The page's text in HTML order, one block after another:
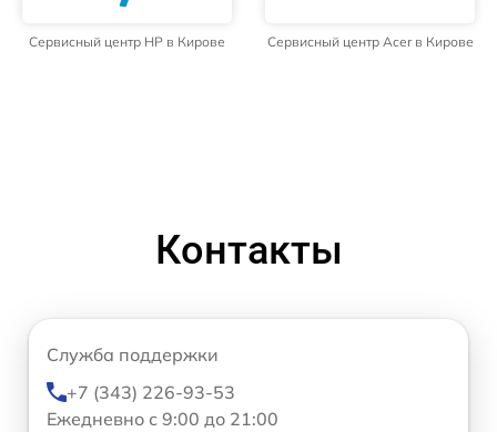
Сервисный центр HP в Кирове Сервисный центр Acer в Кирове
Контакты
Служба поддержки
+7 (343) 226-93-53
Ежедневно с 9:00 до 21:00